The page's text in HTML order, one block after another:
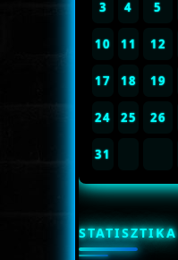
3 4 5
10 11 12
17 18 19
24 25 26
31
STATISZTIKA